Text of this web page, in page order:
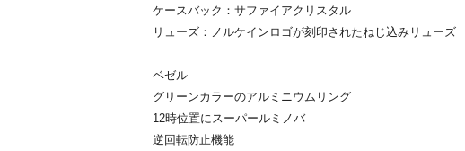
ケースバック：サファイアクリスタル
リューズ：ノルケインロゴが刻印されたねじ込みリューズ
ベゼル
グリーンカラーのアルミニウムリング
12時位置にスーパールミノバ
逆回転防止機能